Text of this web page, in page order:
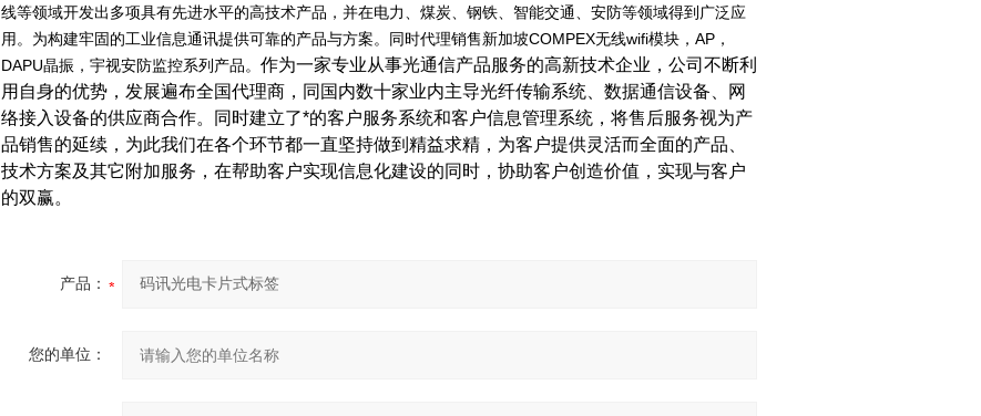
线等领域开发出多项具有先进水平的高技术产品，并在电力、煤炭、钢铁、智能交通、安防等领域得到广泛应
用。为构建牢固的工业信息通讯提供可靠的产品与方案。同时代理销售新加坡COMPEX无线wifi模块，AP，
DAPU晶振，宇视安防监控系列产品。 作为一家专业从事光通信产品服务的高新技术企业，公司不断利
用自身的优势，发展遍布全国代理商，同国内数十家业内主导光纤传输系统、数据通信设备、网
络接入设备的供应商合作。同时建立了*的客户服务系统和客户信息管理系统，将售后服务视为产
品销售的延续，为此我们在各个环节都一直坚持做到精益求精，为客户提供灵活而全面的产品、
技术方案及其它附加服务，在帮助客户实现信息化建设的同时，协助客户创造价值，实现与客户
的双赢。
产品：
您的单位：